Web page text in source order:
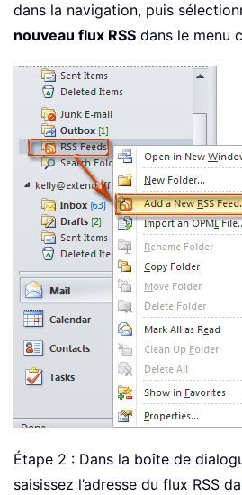
dans la navigation, puis
nouveau flux RSS dans le menu
Étape 2 : Dans la boîte de
saisissez l’adresse du flux RSS